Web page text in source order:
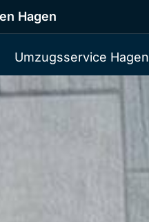
Hagen
Umzugsservice Hagen